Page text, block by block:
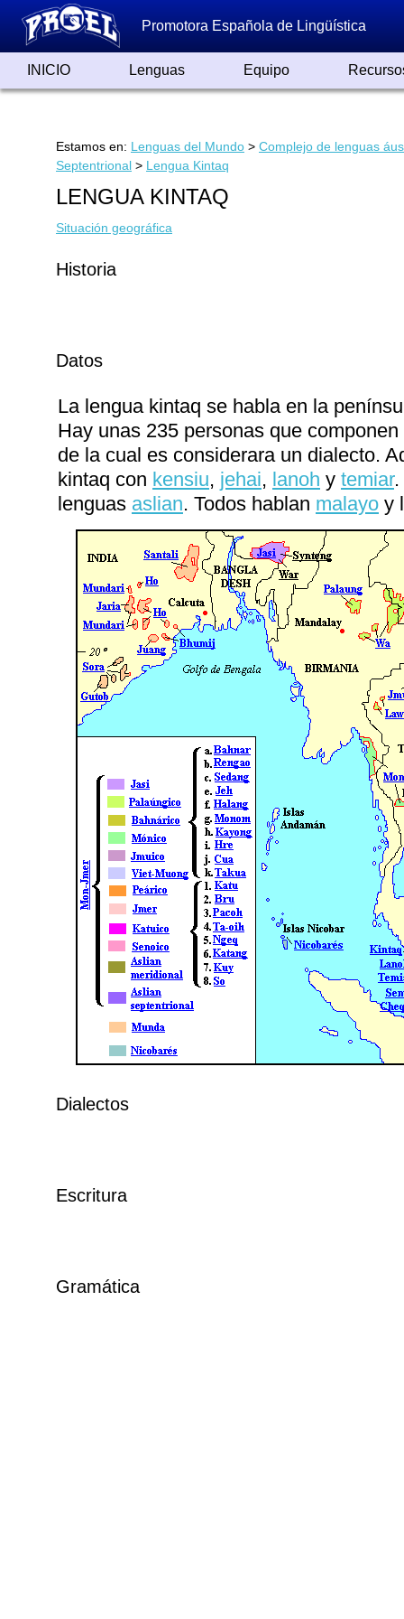
Promotora Española de Lingüística
INICIO Lenguas Equipo
Estamos en: Lenguas del Mundo > Complejo de lenguas
Septentrional > Lengua Kintaq
LENGUA KINTAQ
Situación geográfica
Historia
Datos
La lengua kintaq se habla en la
Hay unas 235 personas que
de la cual es considerara un dialecto.
kintaq con kensiu, jehai, lanoh y temiar.
lenguas aslian. Todos hablan malayo y
Dialectos
Escritura
Gramática